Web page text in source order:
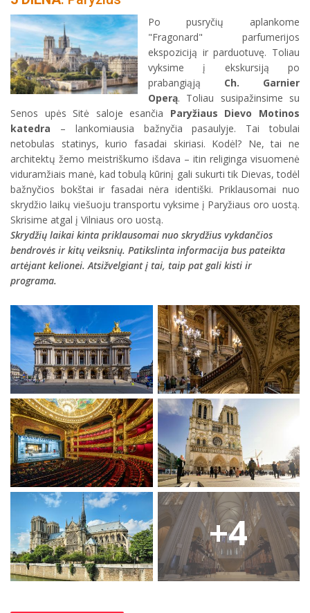
Po pusryčių aplankome
"Fragonard" parfumerijos
ekspoziciją ir parduotuvę. Toliau
vyksime į ekskursiją po
prabangiąją Ch. Garnier
Operą. Toliau susipažinsime su
Senos upės Sitė saloje esančia Paryžiaus Dievo Motinos
katedra – lankomiausia bažnyčia pasaulyje. Tai tobulai
netobulas statinys, kurio fasadai skiriasi. Kodėl? Ne, tai ne
architektų žemo meistriškumo išdava – itin religinga visuomenė
viduramžiais manė, kad tobulą kūrinį gali sukurti tik Dievas, todėl
bažnyčios bokštai ir fasadai nėra identiški. Priklausomai nuo
skrydžio laikų viešuoju transportu vyksime į Paryžiaus oro uostą.
Skrisime atgal į Vilniaus oro uostą.
Skrydžių laikai kinta priklausomai nuo skrydžius vykdančios
bendrovės ir kitų veiksnių. Patikslinta informacija bus pateikta
artėjant kelionei. Atsižvelgiant į tai, taip pat gali kisti ir
programa.
+4